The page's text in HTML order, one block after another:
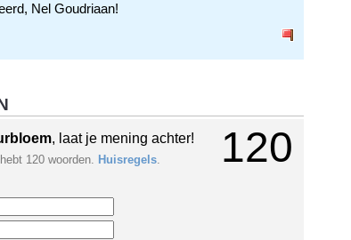
Nel Goudriaan!
120
, laat je mening achter!
120 woorden. Huisregels.